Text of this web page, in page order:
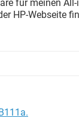
TIKTOK
für meinen All-
HP-Webseite